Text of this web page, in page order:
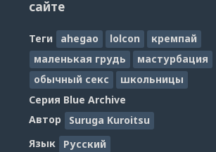
сайте
Теги ahegao lolcon
кремпай
маленькая грудь
мастурбация
обычный секс
школьницы
Серия Blue Archive
Автор
Suruga Kuroitsu
Язык
Русский